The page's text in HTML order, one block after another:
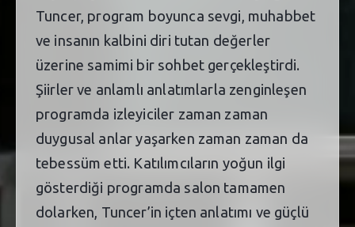
Tuncer, program boyunca sevgi, muhabbet
ve insanın kalbini diri tutan değerler
üzerine samimi bir sohbet gerçekleştirdi.
Şiirler ve anlamlı anlatımlarla zenginleşen
programda izleyiciler zaman zaman
duygusal anlar yaşarken zaman zaman da
tebessüm etti. Katılımcıların yoğun ilgi
gösterdiği programda salon tamamen
dolarken, Tuncer’in içten anlatımı ve güçlü